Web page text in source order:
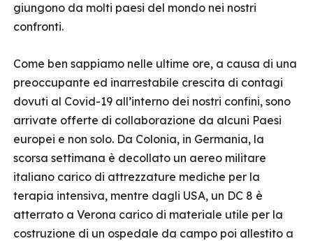
giungono da molti paesi del mondo nei nostri
confronti.
Come ben sappiamo nelle ultime ore, a causa di una
preoccupante ed inarrestabile crescita di contagi
dovuti al Covid-19 all’interno dei nostri confini, sono
arrivate offerte di collaborazione da alcuni Paesi
europei e non solo. Da Colonia, in Germania, la
scorsa settimana è decollato un aereo militare
italiano carico di attrezzature mediche per la
terapia intensiva, mentre dagli USA, un DC 8 è
atterrato a Verona carico di materiale utile per la
costruzione di un ospedale da campo poi allestito a